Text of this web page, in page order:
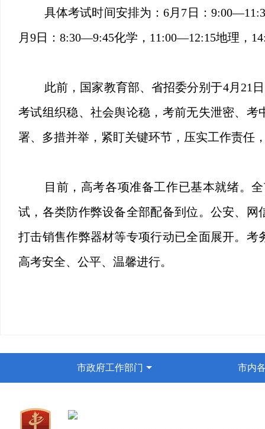
具体考试时间安排为：6月7日：
月9日：8:30—9:45化学，11:00—12:15地理，
此前，国家教育部、省招委分别于4月21
考试组织稳、社会舆论稳，考前无失泄密、
署、多措并举，紧盯关键环节，压实工作责任
目前，高考各项准备工作已基本就绪。
试，各类防作弊设备全部配备到位。公安、
打击销售作弊器材等专项行动已全面展开。
高考安全、公平、温馨进行。
市政府工作部门 市内